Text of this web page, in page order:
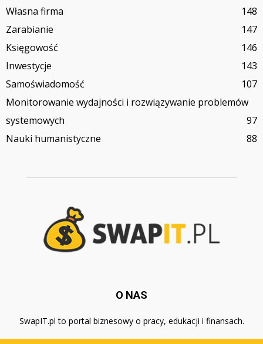
Własna firma
148
Zarabianie
147
Księgowość
146
Inwestycje
143
Samoświadomość
107
Monitorowanie wydajności i rozwiązywanie problemów
systemowych
97
Nauki humanistyczne
88
O NAS
SwapIT.pl to portal biznesowy o pracy, edukacji i finansach.